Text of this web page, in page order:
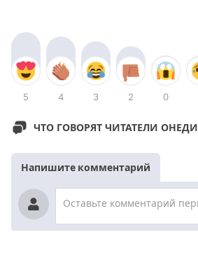
5 4 3 2 0
ЧТО ГОВОРЯТ ЧИТАТЕЛИ
Напишите комментарий